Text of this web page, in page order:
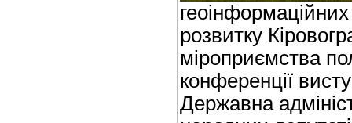
розвитку
міроприємства
конференції
Державна